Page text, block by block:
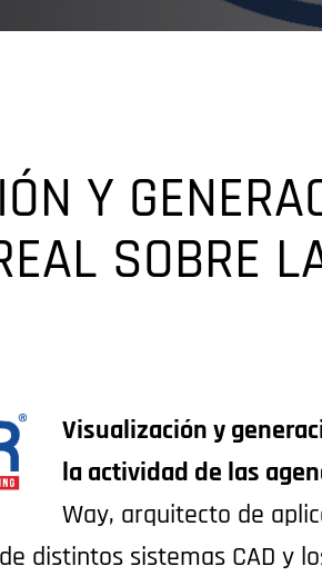
Y
SOBRE
Visualización y
la actividad de las
Way, arquitecto de
distintos sistemas CAD y